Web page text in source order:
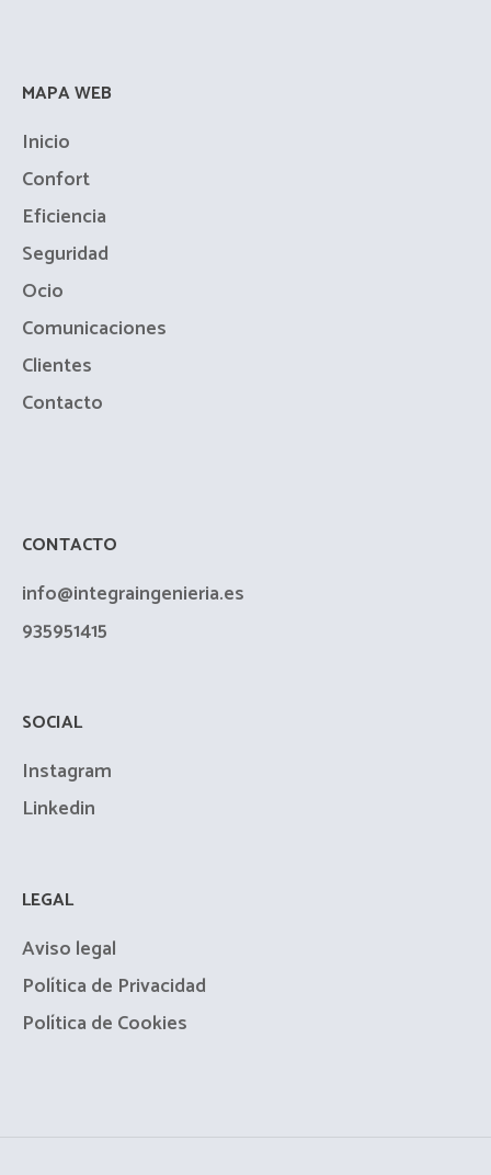
MAPA WEB
Inicio
Confort
Eficiencia
Seguridad
Ocio
Comunicaciones
Clientes
Contacto
CONTACTO
info@integraingenieria.es
935951415
SOCIAL
Instagram
Linkedin
LEGAL
Aviso legal
Política de Privacidad
Política de Cookies